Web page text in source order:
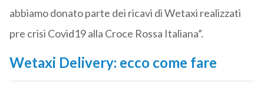
abbiamo donato parte dei ricavi di Wetaxi realizzati
pre crisi Covid19 alla Croce Rossa Italiana”.
Wetaxi Delivery: ecco come fare